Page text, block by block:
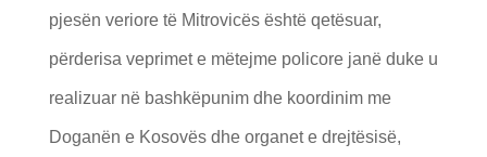
pjesën veriore të Mitrovicës është qetësuar,
përderisa veprimet e mëtejme policore janë duke u
realizuar në bashkëpunim dhe koordinim me
Doganën e Kosovës dhe organet e drejtësisë,